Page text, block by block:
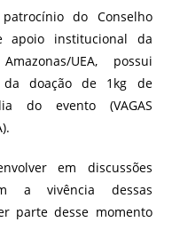
do Conselho
apoio institucional da
UEA, possui
da doação de 1kg de
do evento (VAGAS
em discussões
a vivência dessas
parte desse momento